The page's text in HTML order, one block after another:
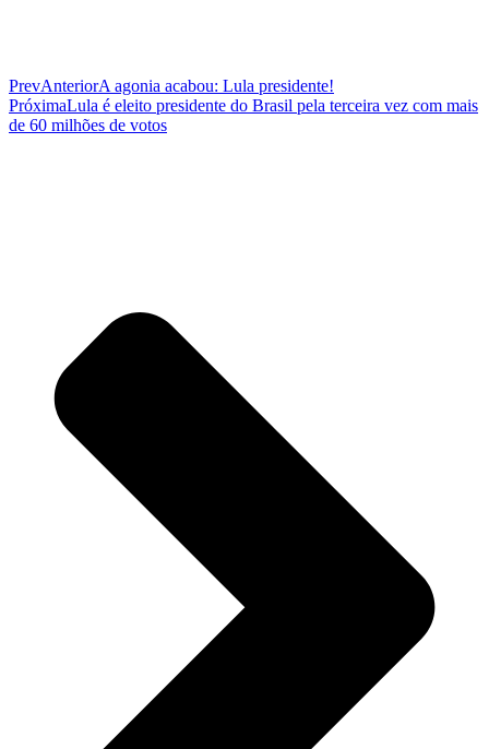
PrevAnteriorA agonia acabou: Lula presidente!
PróximaLula é eleito presidente do Brasil pela terceira vez com mais
de 60 milhões de votos